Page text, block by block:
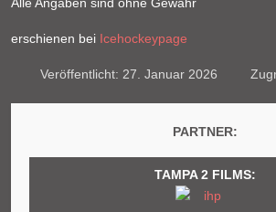
erschienen bei Icehockeypage
Veröffentlicht: 27. Januar 2026
PARTNER:
TAMPA 2 FILMS: